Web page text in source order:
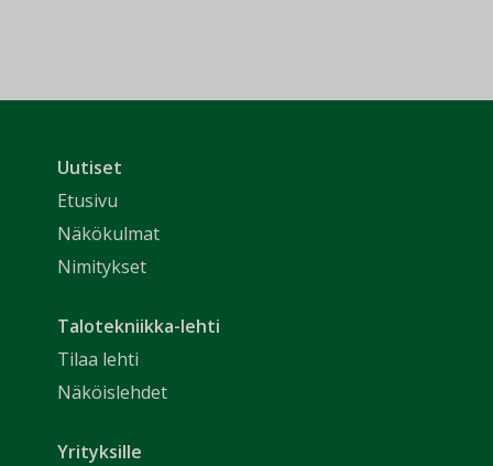
Uutiset
Etusivu
Näkökulmat
Nimitykset
Talotekniikka-lehti
Tilaa lehti
Näköislehdet
Yrityksille